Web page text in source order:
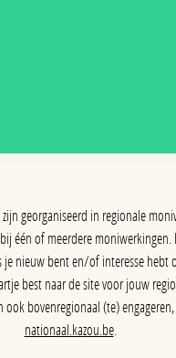
georganiseerd in regionale
één of meerdere moniwerkingen.
je nieuw bent en/of interesse hebt
best naar de site voor jouw
ook bovenregionaal (te)
nationaal.kazou.be.